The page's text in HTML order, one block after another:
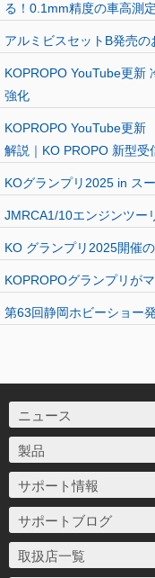
る！0.1mm精度の車高測
アルミビスセットB発売の
KOPROPO YouTube更新
強化
KOPROPO YouTube更新
解説｜KO PROPO 新型受
KOグランプリ2025 in ス
JMRCA1/10エンジンツー
KO グランプリ2025開催
KOPROPOグランプリが
第63回静岡ホビーショー
ニュース
製品
サポート情報
サポートブログ
取扱店一覧